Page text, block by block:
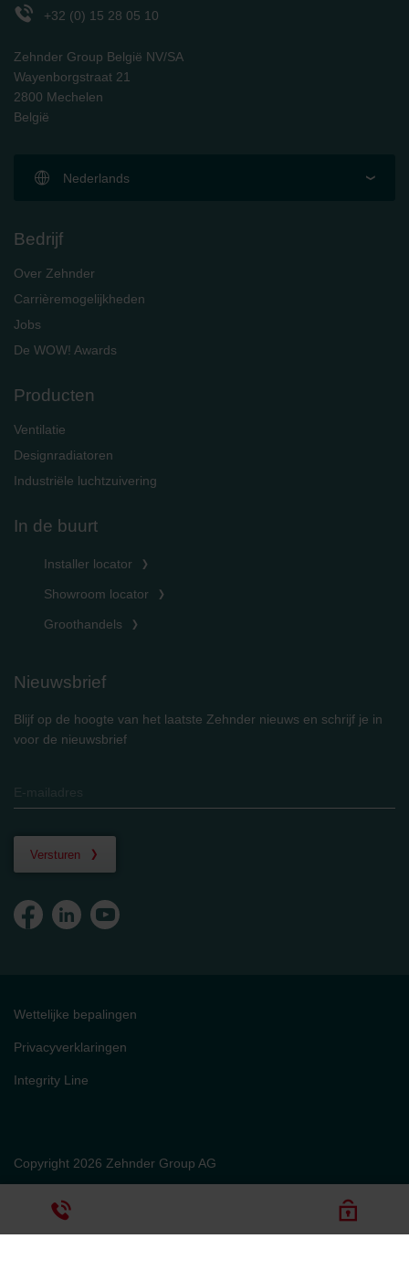
+32 (0) 15 28 05 10
Zehnder Group België NV/SA
Wayenborgstraat 21
2800 Mechelen
België
Nederlands
Bedrijf
Over Zehnder
Carrièremogelijkheden
Jobs
De WOW! Awards
Producten
Ventilatie
Designradiatoren
Industriële luchtzuivering
In de buurt
Installer locator
Showroom locator
Groothandels
Nieuwsbrief
Blijf op de hoogte van het laatste Zehnder nieuws en schrijf je in
voor de nieuwsbrief
Versturen
Copyright 2026 Zehnder Group AG
Wettelijke bepalingen
Privacyverklaringen
Integrity Line